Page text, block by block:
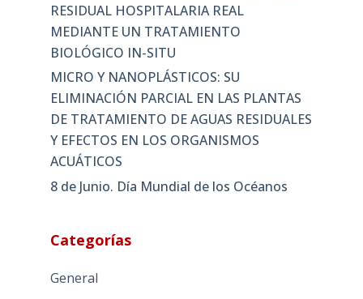
RESIDUAL HOSPITALARIA REAL
MEDIANTE UN TRATAMIENTO
BIOLÓGICO IN-SITU
MICRO Y NANOPLÁSTICOS: SU
ELIMINACIÓN PARCIAL EN LAS PLANTAS
DE TRATAMIENTO DE AGUAS RESIDUALES
Y EFECTOS EN LOS ORGANISMOS
ACUÁTICOS
8 de Junio. Día Mundial de los Océanos
Categorías
General